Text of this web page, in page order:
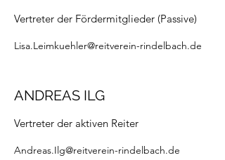
Vertreter der Fördermitglieder (Passive)
Lisa.Leimkuehler@reitverein-rindelbach.de
ANDREAS ILG
Vertreter der aktiven Reiter
Andreas.Ilg@reitverein-rindelbach.de